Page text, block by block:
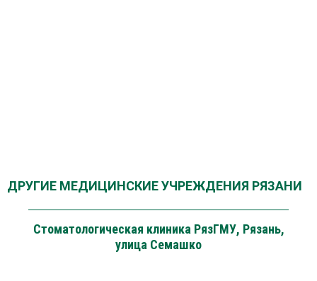
ДРУГИЕ МЕДИЦИНСКИЕ УЧРЕЖДЕНИЯ РЯЗАНИ
Стоматологическая клиника РязГМУ, Рязань,
улица Семашко